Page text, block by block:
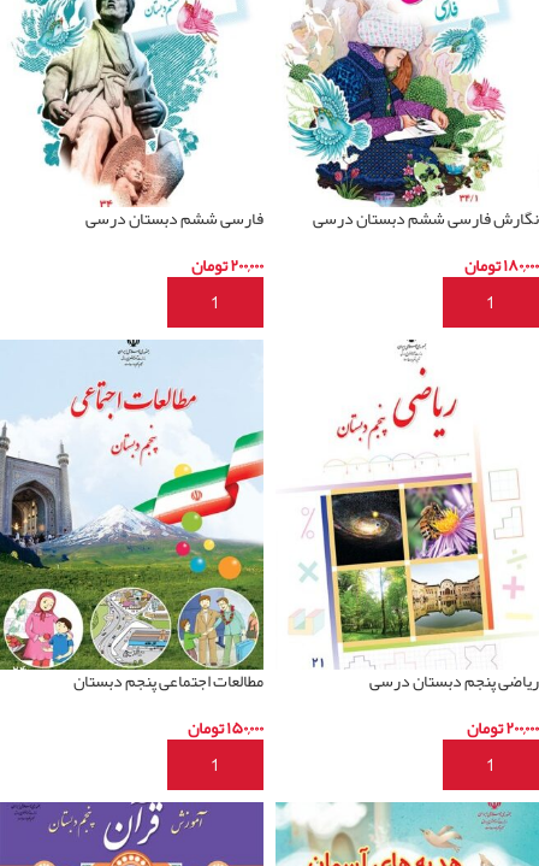
نگارش فارسی ششم دبستان درسی
۱۸۰,۰۰۰تومان
افزودن به سبد خرید
فارسی ششم دبستان درسی
۲۰۰,۰۰۰تومان
افزودن به سبد خرید
ریاضی پنجم دبستان درسی
۲۰۰,۰۰۰تومان
افزودن به سبد خرید
مطالعات اجتماعی پنجم دبستان
۱۵۰,۰۰۰تومان
افزودن به سبد خرید